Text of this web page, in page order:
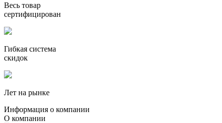
Весь товар
сертифицирован
Гибкая система
скидок
Лет на рынке
Информация о компании
О компании